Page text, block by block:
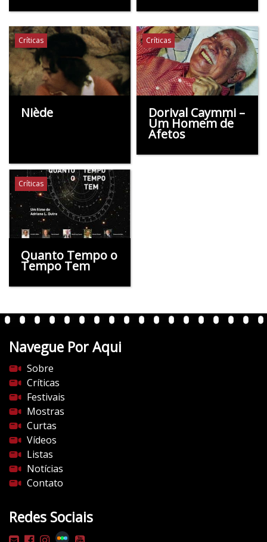
Críticas
Niède
Críticas
Dorival Caymmi –
Um Homem de
Afetos
Críticas
Quanto Tempo o
Tempo Tem
Navegue Por Aqui
Sobre
Críticas
Festivais
Mostras
Curtas
Vídeos
Listas
Notícias
Contato
Redes Sociais